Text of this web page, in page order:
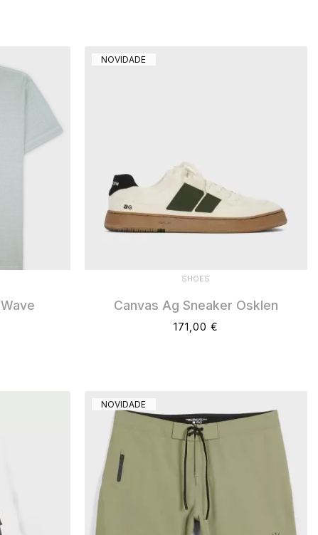
NOVIDADE
SHOES
Canvas Ag Sneaker Osklen
171,00 €
NOVIDADE